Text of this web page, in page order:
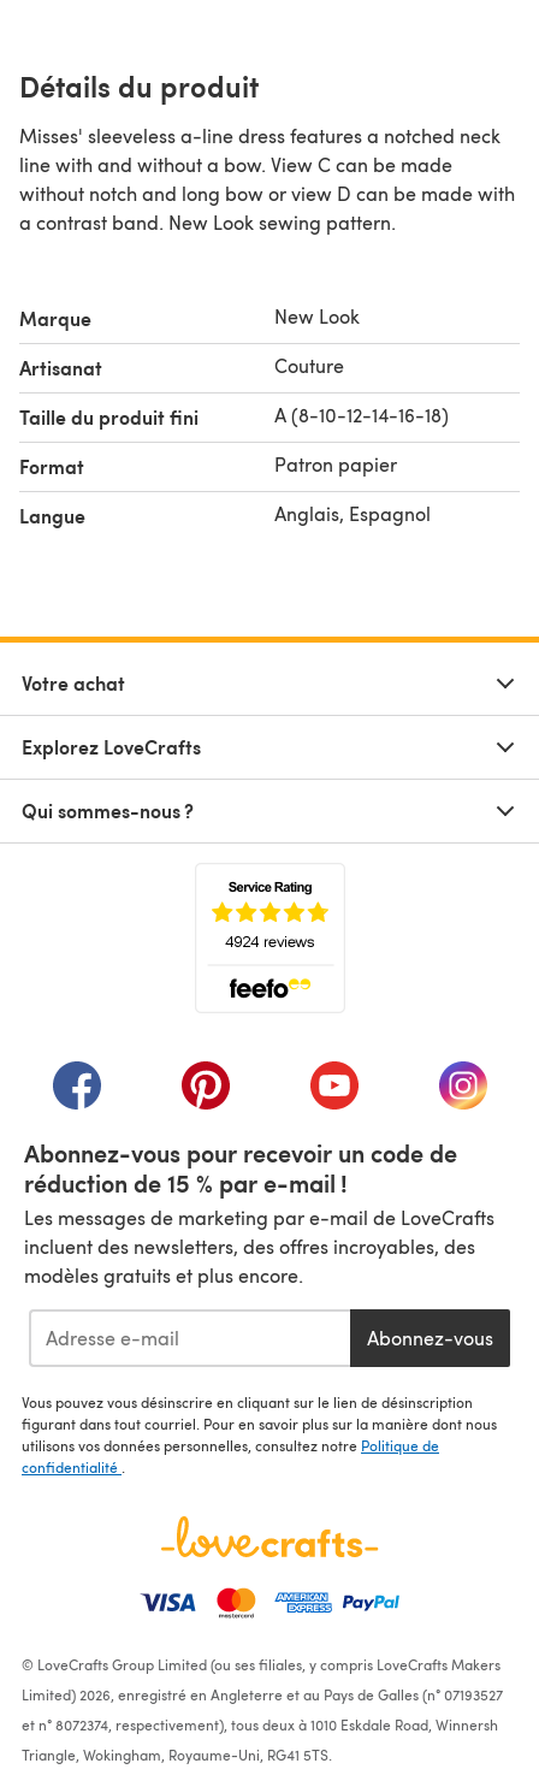
Détails du produit
Misses' sleeveless a-line dress features a notched neck
line with and without a bow. View C can be made
without notch and long bow or view D can be made with
a contrast band. New Look sewing pattern.
Marque New Look
Artisanat Couture
Taille du produit fini A (8-10-12-14-16-18)
Format Patron papier
Langue Anglais, Espagnol
Votre achat
Explorez LoveCrafts
Qui sommes-nous ?
(s'ouvre dans un nouvel onglet)
(s'ouvre dans un nouvel onglet)
(s'ouvre dans un(s'ouvre
Abonnez-vous pour recevoir un code de
réduction de 15 % par e-mail !
Les messages de marketing par e-mail de LoveCrafts
incluent des newsletters, des offres incroyables, des
modèles gratuits et plus encore.
Abonnez-vous
Vous pouvez vous désinscrire en cliquant sur le lien de désinscription
figurant dans tout courriel. Pour en savoir plus sur la manière dont nous
utilisons vos données personnelles, consultez notre Politique de
confidentialité
© LoveCrafts Group Limited (ou ses filiales, y compris LoveCrafts Makers
Limited) 2026, enregistré en Angleterre et au Pays de Galles (n° 07193527
et n° 8072374, respectivement), tous deux à 1010 Eskdale Road, Winnersh
Triangle, Wokingham, Royaume-Uni, RG41 5TS.